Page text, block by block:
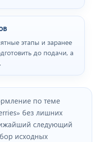
этапы и заранее
до подачи, а
по теме
без лишних
следующий
исходных